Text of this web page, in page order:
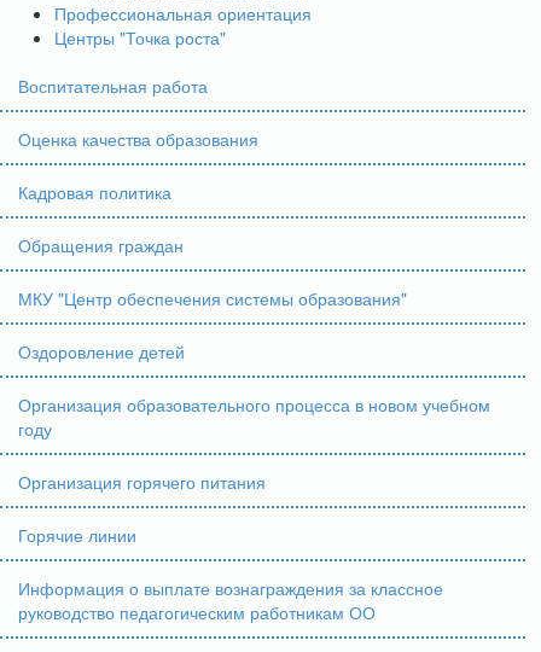
Профессиональная ориентация
Центры "Точка роста"
Воспитательная работа
Оценка качества образования
Кадровая политика
Обращения граждан
МКУ "Центр обеспечения системы образования"
Оздоровление детей
Организация образовательного процесса в новом учебном
году
Организация горячего питания
Горячие линии
Информация о выплате вознаграждения за классное
руководство педагогическим работникам ОО